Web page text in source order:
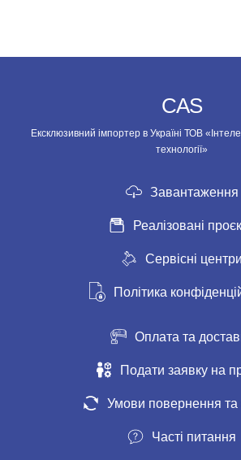
CAS
Ексклюзивний імпортер в Україні ТОВ
технології»
Завантаження
Реалізовані
Сервісні центри
Політика
Оплата та
Подати заявку на
Умови повернення та
Часті питання